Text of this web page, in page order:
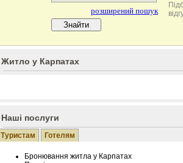
Житло у Карпатах
Наші послуги
Туристам Готелям
Бронювання житла у Карпатах